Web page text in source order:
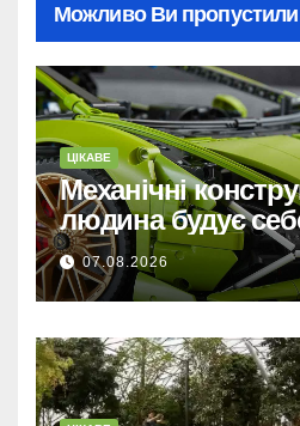
Можливо Ви пропустили
ЦІКАВЕ
Механічні
людина будує
машиною
07.08.2026